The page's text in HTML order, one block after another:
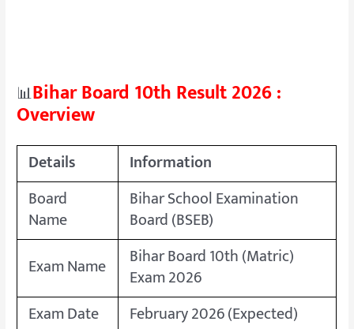
📊Bihar Board 10th Result 2026 :
Overview
Details
Information
Board
Name
Bihar School Examination
Board (BSEB)
Exam Name
Bihar Board 10th (Matric)
Exam 2026
Exam Date
February 2026 (Expected)